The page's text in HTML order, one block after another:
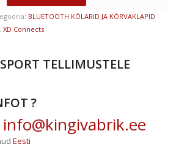
BLUETOOTH KÕLARID JA KÕRVAKLAPID
,XD Connects
TELLIMUSTELE
?
info@kingivabrik.ee
Eesti